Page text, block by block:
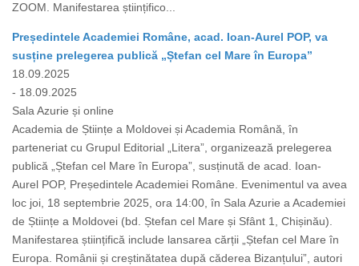
ZOOM. Manifestarea științifico...
Președintele Academiei Române, acad. Ioan-Aurel POP, va
susține prelegerea publică „Ștefan cel Mare în Europa”
18.09.2025
- 18.09.2025
Sala Azurie și online
Academia de Științe a Moldovei și Academia Română, în
parteneriat cu Grupul Editorial „Litera”, organizează prelegerea
publică „Ștefan cel Mare în Europa”, susținută de acad. Ioan-
Aurel POP, Președintele Academiei Române. Evenimentul va avea
loc joi, 18 septembrie 2025, ora 14:00, în Sala Azurie a Academiei
de Științe a Moldovei (bd. Ștefan cel Mare și Sfânt 1, Chișinău).
Manifestarea științifică include lansarea cărții „Ștefan cel Mare în
Europa. Românii și creștinătatea după căderea Bizanțului”, autori